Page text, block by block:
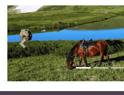
Предыдущий